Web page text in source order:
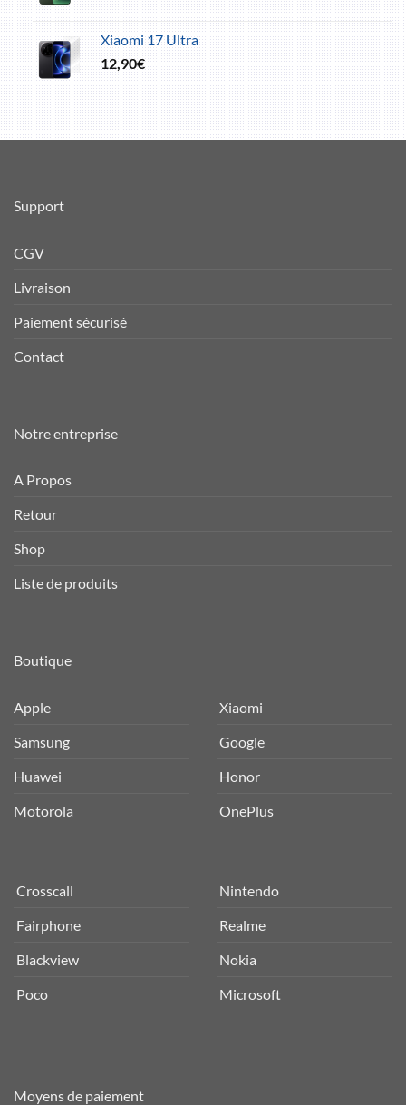
Xiaomi 17 Ultra
12,90€
Support
CGV
Livraison
Paiement sécurisé
Contact
Notre entreprise
A Propos
Retour
Shop
Liste de produits
Boutique
Apple
Samsung
Huawei
Motorola
Xiaomi
Google
Honor
OnePlus
Crosscall
Fairphone
Blackview
Poco
Nintendo
Realme
Nokia
Microsoft
Moyens de paiement